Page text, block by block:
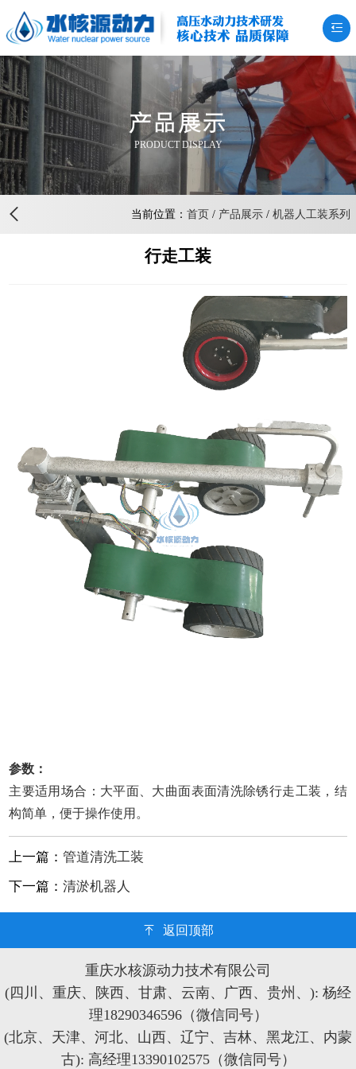
高压水动力技术研发
核心技术 品质保障
产品展示
PRODUCT DISPLAY
当前位置： 首页 / 产品展示 / 机器人工装系列
行走工装
参数：
主要适用场合：大平面、大曲面表面清洗除锈行走工装，结
构简单，便于操作使用。
上一篇：管道清洗工装
下一篇：清淤机器人
返回顶部
重庆水核源动力技术有限公司
(四川、重庆、陕西、甘肃、云南、广西、贵州、): 杨经
理18290346596（微信同号）
(北京、天津、河北、山西、辽宁、吉林、黑龙江、内蒙
古): 高经理13390102575（微信同号）